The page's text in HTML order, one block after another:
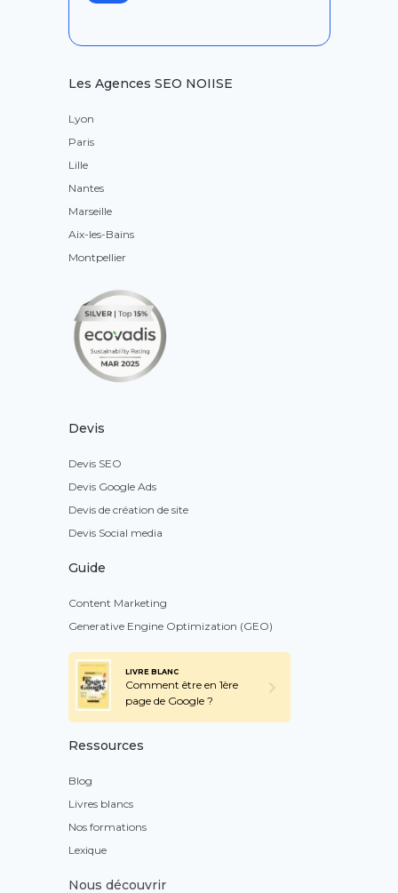
Les Agences SEO NOIISE
Lyon
Paris
Lille
Nantes
Marseille
Aix-les-Bains
Montpellier
Devis
Devis SEO
Devis Google Ads
Devis de création de site
Devis Social media
Guide
Content Marketing
Generative Engine Optimization (GEO)
LIVRE BLANC
Comment être en 1ère
page de Google ?
Ressources
Blog
Livres blancs
Nos formations
Lexique
Nous découvrir